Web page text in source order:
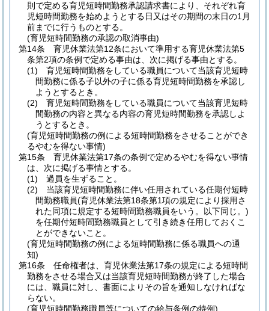
則で定める育児短時間勤務承認請求書により、それぞれ育
児短時間勤務を始めようとする日又はその期間の末日の1月
前までに行うものとする。
(育児短時間勤務の承認の取消事由)
第14条
育児休業法第12条において準用する育児休業法第5
条第2項の条例で定める事由は、次に掲げる事由とする。
(1)
育児短時間勤務をしている職員について当該育児短時
間勤務に係る子以外の子に係る育児短時間勤務を承認し
ようとするとき。
(2)
育児短時間勤務をしている職員について当該育児短時
間勤務の内容と異なる内容の育児短時間勤務を承認しよ
うとするとき。
(育児短時間勤務の例による短時間勤務をさせることができ
るやむを得ない事情)
第15条
育児休業法第17条の条例で定めるやむを得ない事情
は、次に掲げる事情とする。
(1)
過員を生ずること。
(2)
当該育児短時間勤務に伴い任用されている任期付短時
間勤務職員(育児休業法第18条第1項の規定により採用さ
れた同項に規定する短時間勤務職員をいう。以下同じ。)
を任期付短時間勤務職員として引き続き任用しておくこ
とができないこと。
(育児短時間勤務の例による短時間勤務に係る職員への通
知)
第16条
任命権者は、育児休業法第17条の規定による短時間
勤務をさせる場合又は当該育児短時間勤務が終了した場合
には、職員に対し、書面によりその旨を通知しなければな
らない。
(育児短時間勤務職員等についての給与条例の特例)